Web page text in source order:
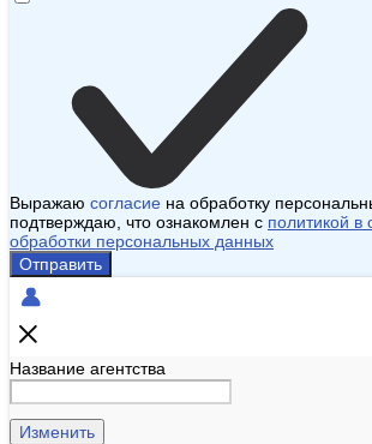
Выражаю согласие на обработку
подтверждаю, что ознакомлен с политикой в
обработки персональных данных
Отправить
Название агентства
Изменить